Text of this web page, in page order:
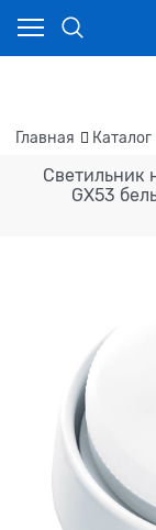
Главная Каталог
Светильник
GX53